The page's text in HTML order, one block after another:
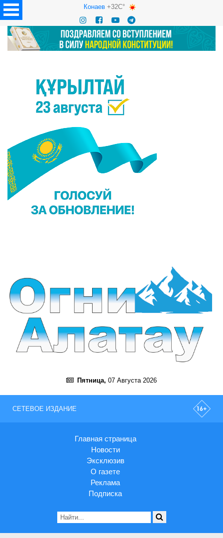
Конаев+32C°
Пятница, 07 Августа 2026
СЕТЕВОЕ ИЗДАНИЕ
Главная страница
Новости
Эксклюзив
О газете
Реклама
Подписка